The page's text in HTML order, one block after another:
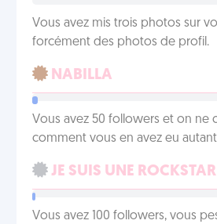
Vous avez mis trois photos sur
forcément des photos de profil.
NABILLA
Vous avez 50 followers et on ne
comment vous en avez eu
JE SUIS UNE ROCKSTAR
Vous avez 100 followers, vous